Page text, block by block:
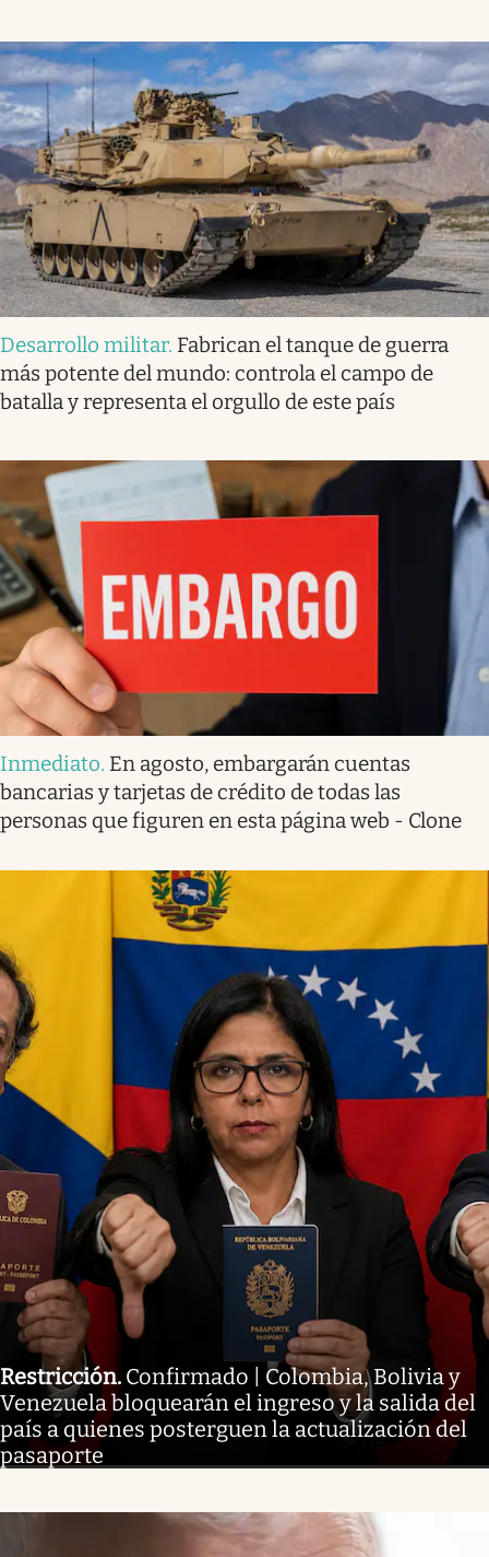
Desarrollo militar. Fabrican el tanque de guerra
más potente del mundo: controla el campo de
batalla y representa el orgullo de este país
Inmediato. En agosto, embargarán cuentas
bancarias y tarjetas de crédito de todas las
personas que figuren en esta página web - Clone
Restricción. Confirmado | Colombia, Bolivia y
Venezuela bloquearán el ingreso y la salida del
país a quienes posterguen la actualización del
pasaporte